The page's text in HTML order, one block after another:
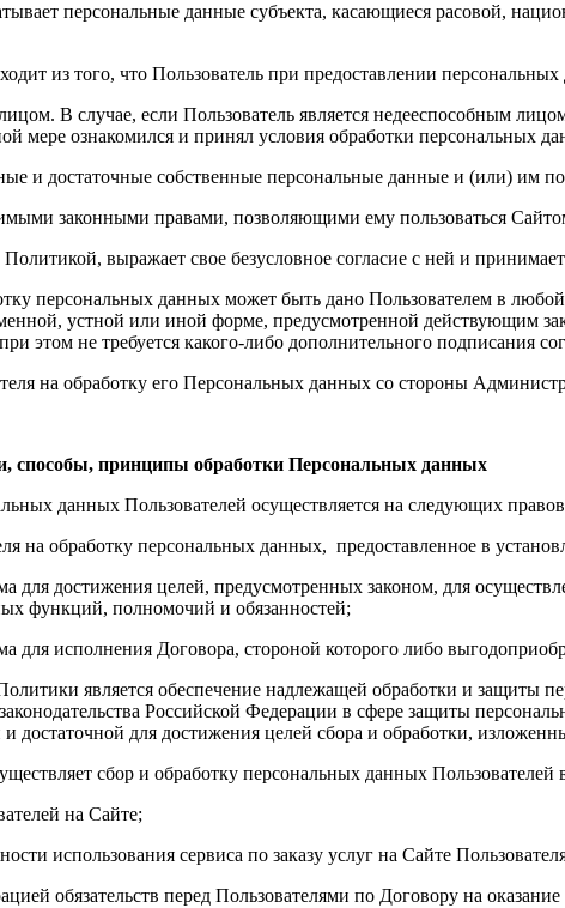
персональные данные субъекта, касающиеся расовой,
того, что Пользователь при предоставлении персональных
В случае, если Пользователь является недееспособным
мере ознакомился и принял условия обработки персональных
и достаточные собственные персональные данные и (или) им
законными правами, позволяющими ему пользоваться
выражает свое безусловное согласие с ней и
данных может быть дано Пользователем в любой
устной или иной форме, предусмотренной действующим
этом не требуется какого-либо дополнительного подписания
обработку его Персональных данных со стороны
способы, принципы обработки Персональных данных
данных Пользователей осуществляется на следующих
на обработку персональных данных, предоставленное в
достижения целей, предусмотренных законом, для
функций, полномочий и обязанностей;
исполнения Договора, стороной которого либо
является обеспечение надлежащей обработки и защиты
Российской Федерации в сфере защиты
и достаточной для достижения целей сбора и обработки,
сбор и обработку персональных данных Пользователей
на Сайте;
использования сервиса по заказу услуг на Сайте
обязательств перед Пользователями по Договору на